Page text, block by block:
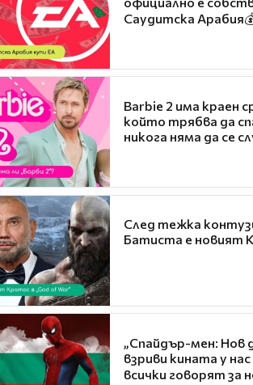
Саудитска
Barbie 2 има краен
който трябва да
никога няма да се
След тежка
Батиста е новият
„Спайдър-мен: Нов
взриви кината у
всички говорят за